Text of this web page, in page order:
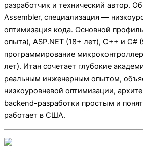
разработчик и технический автор.
Assembler, специализация —
оптимизация кода. Основной
опыта), ASP.NET (18+ лет), C++ и C#
программирование
лет). Итан сочетает глубокие
реальным инженерным опытом,
низкоуровневой оптимизации,
backend-разработки простым и
работает в США.